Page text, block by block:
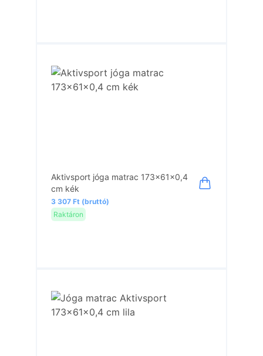
Aktivsport jóga matrac 173x61x0,4
cm kék
3 307 Ft (bruttó)
Raktáron